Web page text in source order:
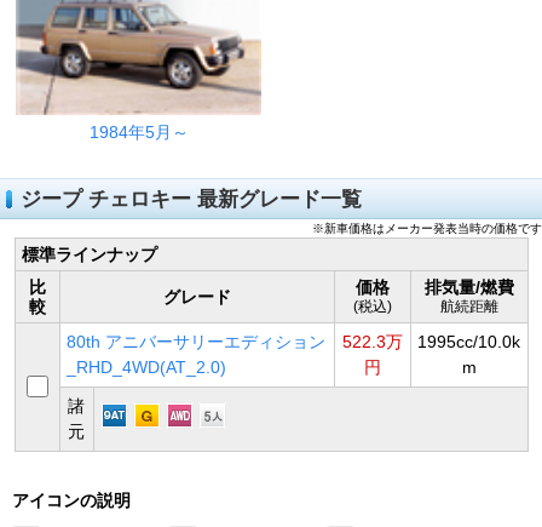
1984年5月～
ジープ チェロキー 最新グレード一覧
※新車価格はメーカー発表当時の価格です
標準ラインナップ
比
較
グレード 価格
(税込)
排気量/燃費
航続距離
80th アニバーサリーエディション
_RHD_4WD(AT_2.0)
522.3万
円
1995cc/10.0k
m
諸
元
アイコンの説明